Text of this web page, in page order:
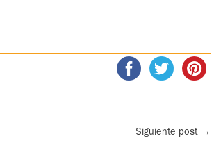
Siguiente post →